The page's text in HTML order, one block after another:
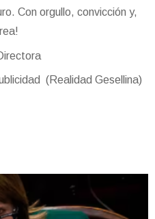
Con orgullo, convicción y,
(Realidad Gesellina)